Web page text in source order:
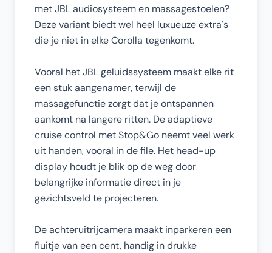
met JBL audiosysteem en massagestoelen?
Deze variant biedt wel heel luxueuze extra's
die je niet in elke Corolla tegenkomt.
Vooral het JBL geluidssysteem maakt elke rit
een stuk aangenamer, terwijl de
massagefunctie zorgt dat je ontspannen
aankomt na langere ritten. De adaptieve
cruise control met Stop&Go neemt veel werk
uit handen, vooral in de file. Het head-up
display houdt je blik op de weg door
belangrijke informatie direct in je
gezichtsveld te projecteren.
De achteruitrijcamera maakt inparkeren een
fluitje van een cent, handig in drukke